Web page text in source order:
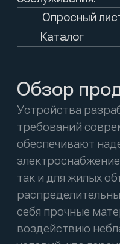
безопасность и
Благодаря модульной
устройства легко
конкретные требования
продукцию Тигуд
получаете надежное
которое эффективно
распределения
способствует повышению
эффективности вашего